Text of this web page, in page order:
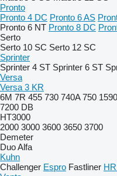
Pronto
Pronto 4 DC Pronto 6 AS
Pronto 6 NT Pronto 8 DC
Serto
Serto 10 SC Serto 12 SC
Sprinter
Sprinter 4 ST Sprinter 6 ST
Versa
Versa 3 KR
6M 7R 455 730 740A 750 1590
7200 DB
HT3000
2000 3000 3600 3650 3700
Demeter
Duo Alfa
Kuhn
Challenger Espro Fastliner HR